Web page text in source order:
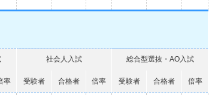
社会人入試 総合型選抜・AO入試
率 受験者 合格者 倍率 受験者 合格者 倍率